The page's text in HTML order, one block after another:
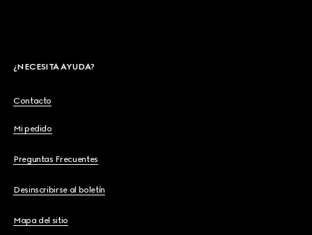
¿NECESITA AYUDA?
Contacto
Mi pedido
Preguntas Frecuentes
Desinscribirse al boletín
Mapa del sitio